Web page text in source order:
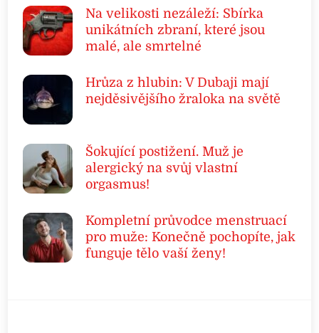
Na velikosti nezáleží: Sbírka
unikátních zbraní, které jsou
malé, ale smrtelné
Hrůza z hlubin: V Dubaji mají
nejděsivějšího žraloka na světě
Šokující postižení. Muž je
alergický na svůj vlastní
orgasmus!
Kompletní průvodce menstruací
pro muže: Konečně pochopíte, jak
funguje tělo vaší ženy!